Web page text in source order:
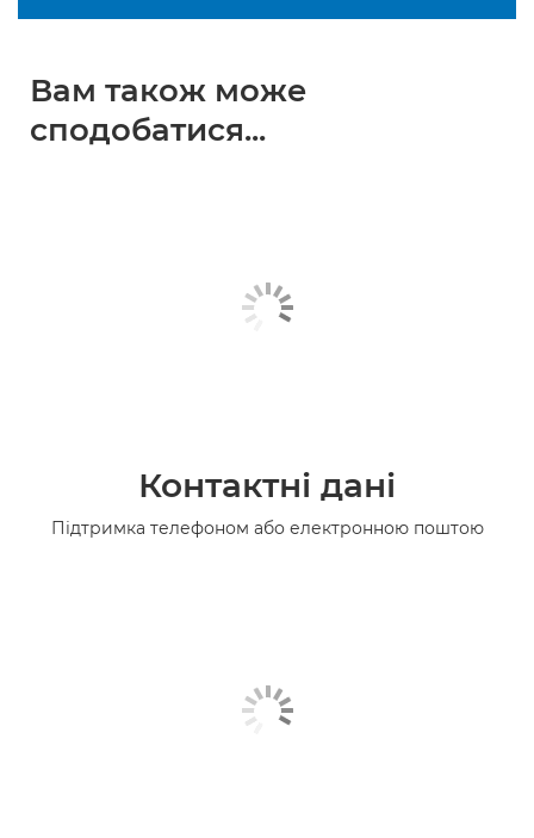
Вам також може
сподобатися...
Контактні дані
Підтримка телефоном або електронною поштою